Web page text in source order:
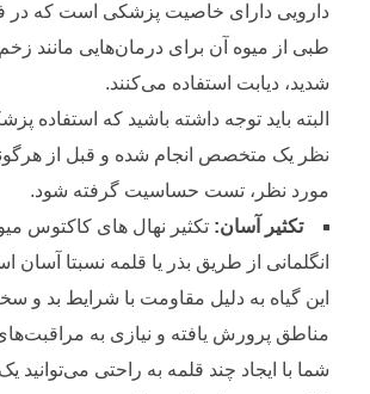
دارویی دارای خاصیت پزشکی است که در
طبی از میوه آن برای درمان‌هایی مانند
شدید، دیابت استفاده می‌کنند.
البته باید توجه داشته باشید که استفاده
نظر یک متخصص انجام شده و قبل از
مورد نظر، تست حساسیت گرفته شود.
تکثیر آسان: تکثیر نهال های کاکتوس
انگلمانی از طریق بذر یا قلمه نسبتا آسان
این گیاه به دلیل مقاومت با شرایط بد و
مناطق پرورش یافته و نیازی به
شما با ایجاد چند قلمه به راحتی می‌توانید